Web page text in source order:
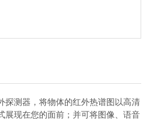
探测器，将物体的红外热谱图以高清
展现在您的面前；并可将图像、语音